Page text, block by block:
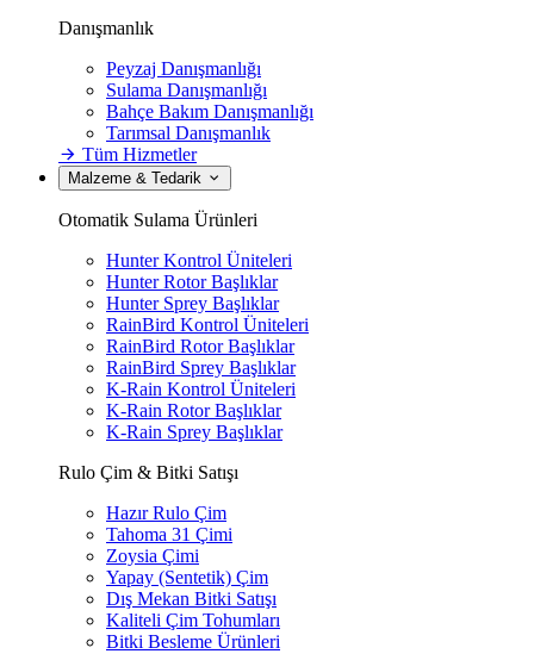
Danışmanlık
Peyzaj Danışmanlığı
Sulama Danışmanlığı
Bahçe Bakım Danışmanlığı
Tarımsal Danışmanlık
Tüm Hizmetler
Malzeme & Tedarik
Otomatik Sulama Ürünleri
Hunter Kontrol Üniteleri
Hunter Rotor Başlıklar
Hunter Sprey Başlıklar
RainBird Kontrol Üniteleri
RainBird Rotor Başlıklar
RainBird Sprey Başlıklar
K-Rain Kontrol Üniteleri
K-Rain Rotor Başlıklar
K-Rain Sprey Başlıklar
Rulo Çim & Bitki Satışı
Hazır Rulo Çim
Tahoma 31 Çimi
Zoysia Çimi
Yapay (Sentetik) Çim
Dış Mekan Bitki Satışı
Kaliteli Çim Tohumları
Bitki Besleme Ürünleri